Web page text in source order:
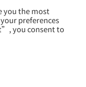
来文）
you the most
preferences
you consent to